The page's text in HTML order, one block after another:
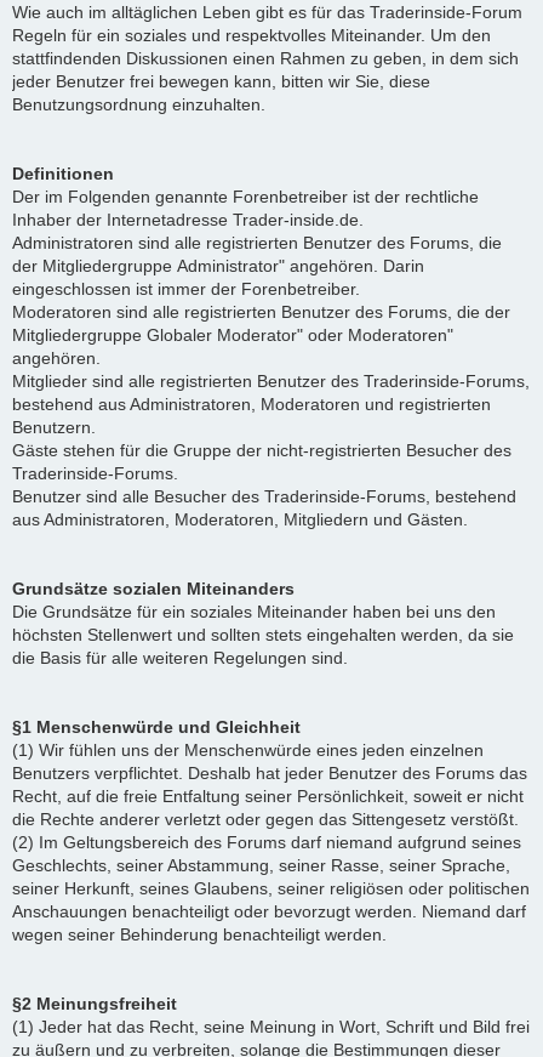
Wie auch im alltäglichen Leben gibt es für das Traderinside-Forum
Regeln für ein soziales und respektvolles Miteinander. Um den
stattfindenden Diskussionen einen Rahmen zu geben, in dem sich
jeder Benutzer frei bewegen kann, bitten wir Sie, diese
Benutzungsordnung einzuhalten.
Definitionen
Der im Folgenden genannte Forenbetreiber ist der rechtliche
Inhaber der Internetadresse Trader-inside.de.
Administratoren sind alle registrierten Benutzer des Forums, die
der Mitgliedergruppe Administrator" angehören. Darin
eingeschlossen ist immer der Forenbetreiber.
Moderatoren sind alle registrierten Benutzer des Forums, die der
Mitgliedergruppe Globaler Moderator" oder Moderatoren"
angehören.
Mitglieder sind alle registrierten Benutzer des Traderinside-Forums,
bestehend aus Administratoren, Moderatoren und registrierten
Benutzern.
Gäste stehen für die Gruppe der nicht-registrierten Besucher des
Traderinside-Forums.
Benutzer sind alle Besucher des Traderinside-Forums, bestehend
aus Administratoren, Moderatoren, Mitgliedern und Gästen.
Grundsätze sozialen Miteinanders
Die Grundsätze für ein soziales Miteinander haben bei uns den
höchsten Stellenwert und sollten stets eingehalten werden, da sie
die Basis für alle weiteren Regelungen sind.
§1 Menschenwürde und Gleichheit
(1) Wir fühlen uns der Menschenwürde eines jeden einzelnen
Benutzers verpflichtet. Deshalb hat jeder Benutzer des Forums das
Recht, auf die freie Entfaltung seiner Persönlichkeit, soweit er nicht
die Rechte anderer verletzt oder gegen das Sittengesetz verstößt.
(2) Im Geltungsbereich des Forums darf niemand aufgrund seines
Geschlechts, seiner Abstammung, seiner Rasse, seiner Sprache,
seiner Herkunft, seines Glaubens, seiner religiösen oder politischen
Anschauungen benachteiligt oder bevorzugt werden. Niemand darf
wegen seiner Behinderung benachteiligt werden.
§2 Meinungsfreiheit
(1) Jeder hat das Recht, seine Meinung in Wort, Schrift und Bild frei
zu äußern und zu verbreiten, solange die Bestimmungen dieser